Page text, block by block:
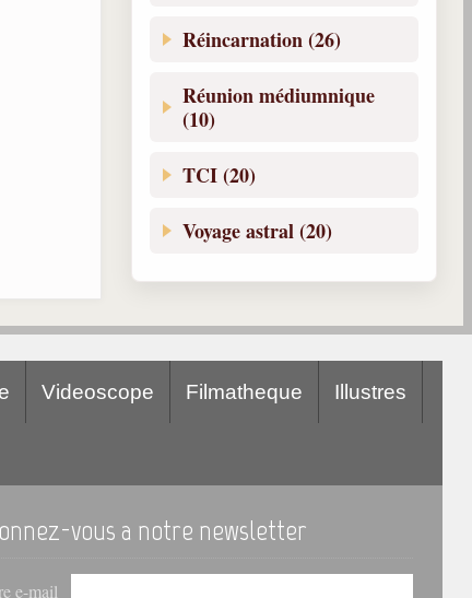
Réincarnation (26)
Réunion médiumnique
(10)
TCI (20)
Voyage astral (20)
Videoscope Filmatheque Illustres
vous a notre newsletter
e-mail